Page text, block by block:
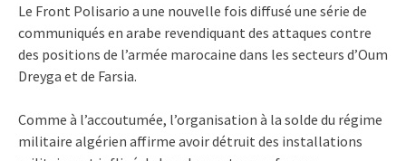
Le Front Polisario a une nouvelle fois diffusé une série de
communiqués en arabe revendiquant des attaques contre
des positions de l’armée marocaine dans les secteurs d’Oum
Dreyga et de Farsia.
Comme à l’accoutumée, l’organisation à la solde du régime
militaire algérien affirme avoir détruit des installations